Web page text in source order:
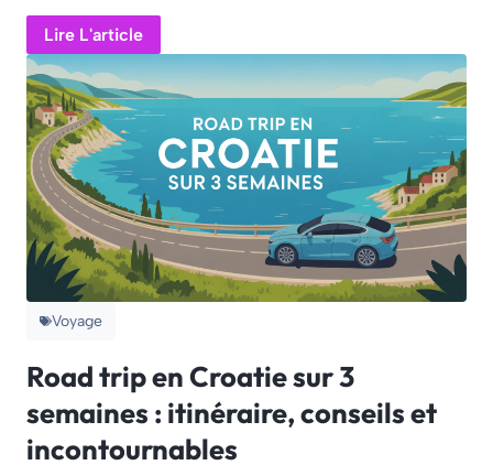
Lire L'article
Voyage
Road trip en Croatie sur 3
semaines : itinéraire, conseils et
incontournables